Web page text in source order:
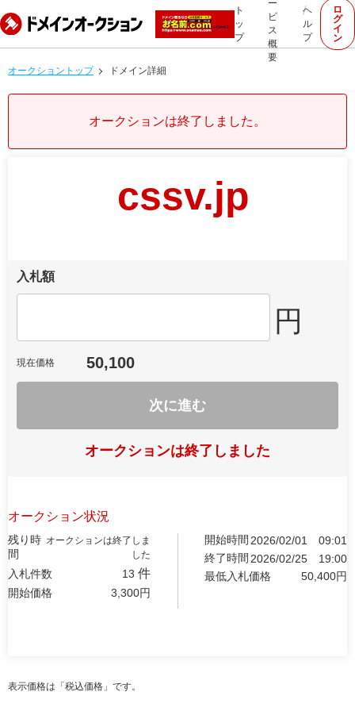
ト
ッ
プ
ー
ビ
ス
概
要
ヘ
ル
プ
ロ
グ
イ
ン
オークショントップ ドメイン詳細
オークションは終了しました。
cssv.jp
入札額
円
現在価格 50,100
次に進む
オークションは終了しました
オークション状況
残り時
間
オークションは終了しま
した
入札件数 13 件
開始価格 3,300円
開始時間 2026/02/01
09:01
終了時間 2026/02/25
19:00
最低入札価格
50,400円
表示価格は「税込価格」です。